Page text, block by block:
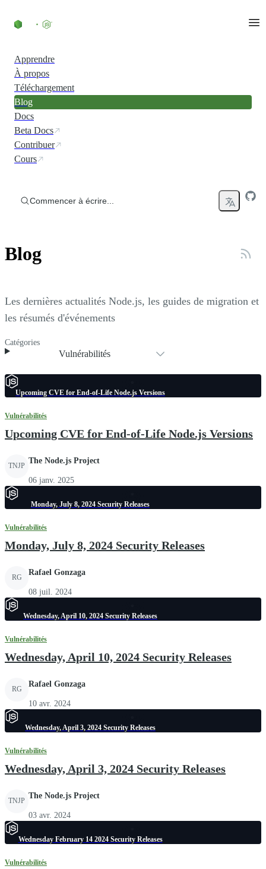
Apprendre
À propos
Téléchargement
Blog
Docs
Beta Docs
Contribuer
Cours
Commencer à écrire...
Blog
Les dernières actualités Node.js, les guides de migration et
les résumés d'événements
Catégories
Vulnérabilités
Upcoming CVE for End-of-Life Node.js Versions
Vulnérabilités
Upcoming CVE for End-of-Life Node.js Versions
TNJP
The Node.js Project
06 janv. 2025
Monday, July 8, 2024 Security Releases
Vulnérabilités
Monday, July 8, 2024 Security Releases
RG
Rafael Gonzaga
08 juil. 2024
Wednesday, April 10, 2024 Security Releases
Vulnérabilités
Wednesday, April 10, 2024 Security Releases
RG
Rafael Gonzaga
10 avr. 2024
Wednesday, April 3, 2024 Security Releases
Vulnérabilités
Wednesday, April 3, 2024 Security Releases
TNJP
The Node.js Project
03 avr. 2024
Wednesday February 14 2024 Security Releases
Vulnérabilités